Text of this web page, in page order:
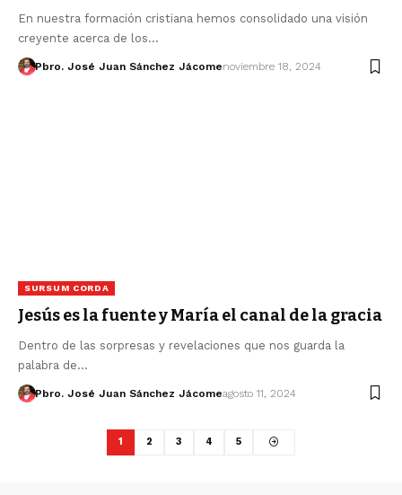
En nuestra formación cristiana hemos consolidado una visión
creyente acerca de los…
Pbro. José Juan Sánchez Jácomenoviembre 18, 2024
SURSUM CORDA
Jesús es la fuente y María el canal de la gracia
Dentro de las sorpresas y revelaciones que nos guarda la
palabra de…
Pbro. José Juan Sánchez Jácomeagosto 11, 2024
1 2 3 4 5